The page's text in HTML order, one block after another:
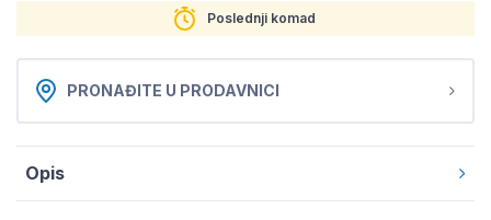
Poslednji komad
PRONAĐITE U PRODAVNICI
Opis